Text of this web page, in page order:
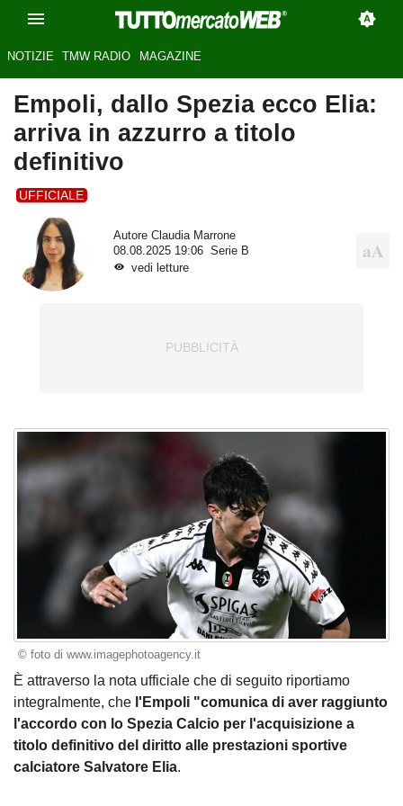
NOTIZIE TMW RADIO MAGAZINE
Empoli, dallo Spezia ecco Elia:
arriva in azzurro a titolo
definitivo
UFFICIALE
Autore Claudia Marrone
08.08.2025 19:06
Serie B
vedi letture
© foto di www.imagephotoagency.it
È attraverso la nota ufficiale che di seguito riportiamo
integralmente, che l'Empoli "comunica di aver raggiunto
l'accordo con lo Spezia Calcio per l'acquisizione a
titolo definitivo del diritto alle prestazioni sportive
calciatore Salvatore Elia.